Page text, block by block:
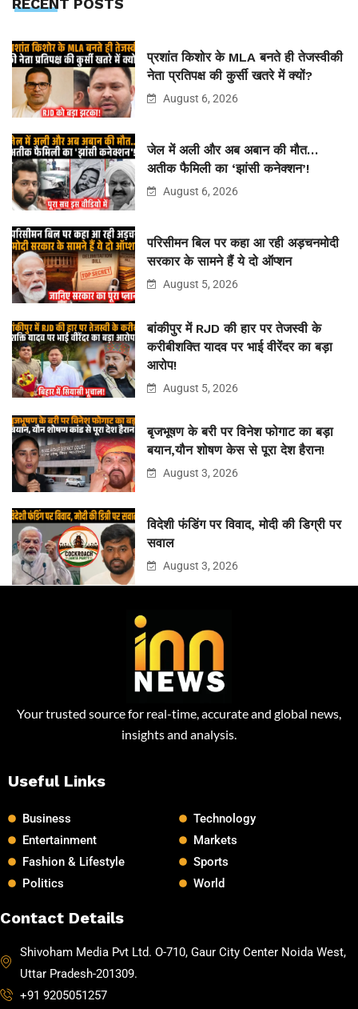
प्रशांत किशोर के MLA बनते ही तेजस्वीकी
नेता प्रतिपक्ष की कुर्सी खतरे में क्यों?
August 6, 2026
जेल में अली और अब अबान की मौत…
अतीक फैमिली का ‘झांसी कनेक्शन’!
August 6, 2026
परिसीमन बिल पर कहा आ रही अड़चनमोदी
सरकार के सामने हैं ये दो ऑप्शन
August 5, 2026
बांकीपुर में RJD की हार पर तेजस्वी के
करीबीशक्ति यादव पर भाई वीरेंदर का बड़ा
आरोप!
August 5, 2026
बृजभूषण के बरी पर विनेश फोगाट का बड़ा
बयान,यौन शोषण केस से पूरा देश हैरान!
August 3, 2026
विदेशी फंडिंग पर विवाद, मोदी की डिग्री पर
सवाल
August 3, 2026
Your trusted source for real-time, accurate and global news,
insights and analysis.
Useful Links
Business
Entertainment
Fashion & Lifestyle
Politics
Technology
Markets
Sports
World
Contact Details
Shivoham Media Pvt Ltd. O-710, Gaur City Center Noida West,
Uttar Pradesh-201309.
+91 9205051257